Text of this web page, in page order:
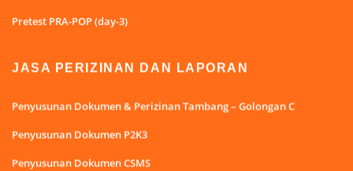
Pretest PRA-POP (day-3)
JASA PERIZINAN DAN LAPORAN
Penyusunan Dokumen & Perizinan Tambang – Golongan C
Penyusunan Dokumen P2K3
Penyusunan Dokumen CSMS